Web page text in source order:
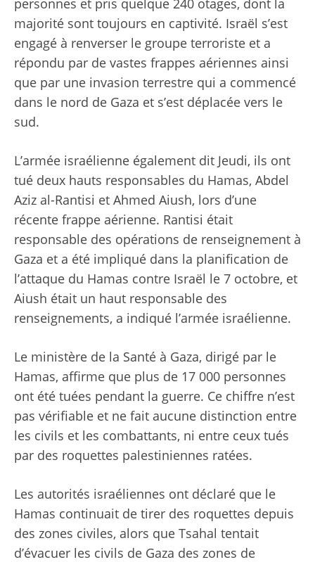
personnes et pris quelque 240 otages, dont la
majorité sont toujours en captivité. Israël s’est
engagé à renverser le groupe terroriste et a
répondu par de vastes frappes aériennes ainsi
que par une invasion terrestre qui a commencé
dans le nord de Gaza et s’est déplacée vers le
sud.
L’armée israélienne également dit Jeudi, ils ont
tué deux hauts responsables du Hamas, Abdel
Aziz al-Rantisi et Ahmed Aiush, lors d’une
récente frappe aérienne. Rantisi était
responsable des opérations de renseignement à
Gaza et a été impliqué dans la planification de
l’attaque du Hamas contre Israël le 7 octobre, et
Aiush était un haut responsable des
renseignements, a indiqué l’armée israélienne.
Le ministère de la Santé à Gaza, dirigé par le
Hamas, affirme que plus de 17 000 personnes
ont été tuées pendant la guerre. Ce chiffre n’est
pas vérifiable et ne fait aucune distinction entre
les civils et les combattants, ni entre ceux tués
par des roquettes palestiniennes ratées.
Les autorités israéliennes ont déclaré que le
Hamas continuait de tirer des roquettes depuis
des zones civiles, alors que Tsahal tentait
d’évacuer les civils de Gaza des zones de